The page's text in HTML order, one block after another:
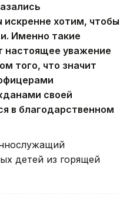
искренне хотим, чтобы
Именно такие
настоящее уважение
того, что значит
своей
в благодарственном
детей из горящей